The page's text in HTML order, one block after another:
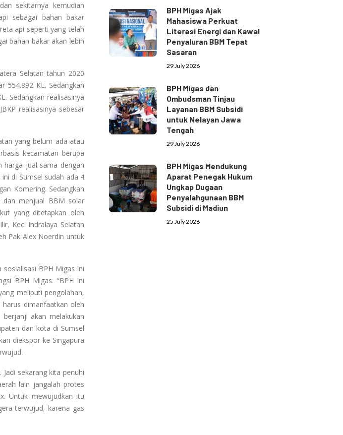
sekitarnya kemudian
sebagai bahan bakar
api seperti yang telah
bahan bakar akan lebih
Selatan tahun 2020
554.892 KL. Sedangkan
Sedangkan realisasinya
realisasinya sebesar
yang belum ada atau
kecamatan berupa
harga jual sama dengan
di Sumsel sudah ada 4
Komering. Sedangkan
dan menjual BBM solar
yang ditetapkan oleh
Kec. Indralaya Selatan
Pak Alex Noerdin untuk
BPH Migas ini
BPH Migas. “BPH ini
meliputi pengolahan,
harus dimanfaatkan oleh
berjanji akan melakukan
dan kota di Sumsel
diekspor ke Singapura
sekarang kita penuhi
lain jangalah protes
Untuk mewujudkan itu
terwujud, karena gas
BPH Migas Ajak
Mahasiswa Perkuat
Literasi Energi dan Kawal
Penyaluran BBM Tepat
Sasaran
29 July 2026
BPH Migas dan
Ombudsman Tinjau
Layanan BBM Subsidi
untuk Nelayan Jawa
Tengah
29 July 2026
BPH Migas Mendukung
Aparat Penegak Hukum
Ungkap Dugaan
Penyalahgunaan BBM
Subsidi di Madiun
25 July 2026